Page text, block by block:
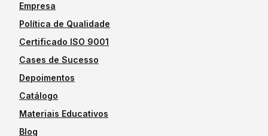
Empresa
Política de Qualidade
Certificado ISO 9001
Cases de Sucesso
Depoimentos
Catálogo
Materiais Educativos
Blog